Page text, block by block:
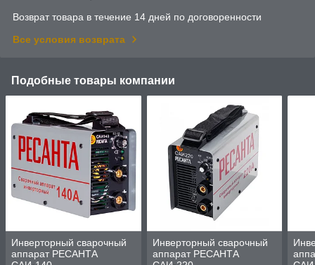
Возврат товара в течение 14 дней по договоренности
Все условия возврата
Подобные товары компании
Инверторный сварочный
аппарат РЕСАНТА
Инверторный сварочный
аппарат РЕСАНТА